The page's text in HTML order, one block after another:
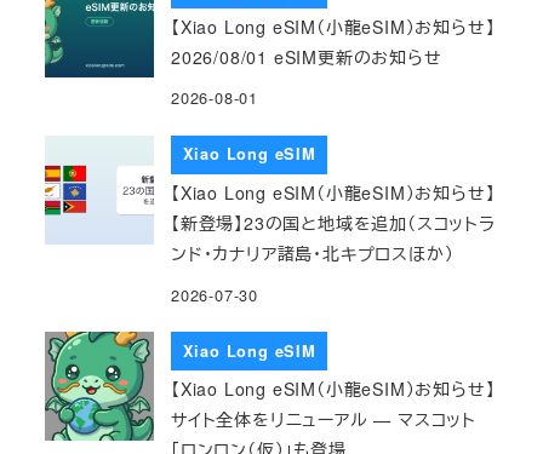
【Xiao Long eSIM（小龍eSIM）お知らせ】
2026/08/01 eSIM更新のお知らせ
2026-08-01
Xiao Long eSIM
【Xiao Long eSIM（小龍eSIM）お知らせ】
【新登場】23の国と地域を追加（スコットラ
ンド・カナリア諸島・北キプロスほか）
2026-07-30
Xiao Long eSIM
【Xiao Long eSIM（小龍eSIM）お知らせ】
サイト全体をリニューアル — マスコット